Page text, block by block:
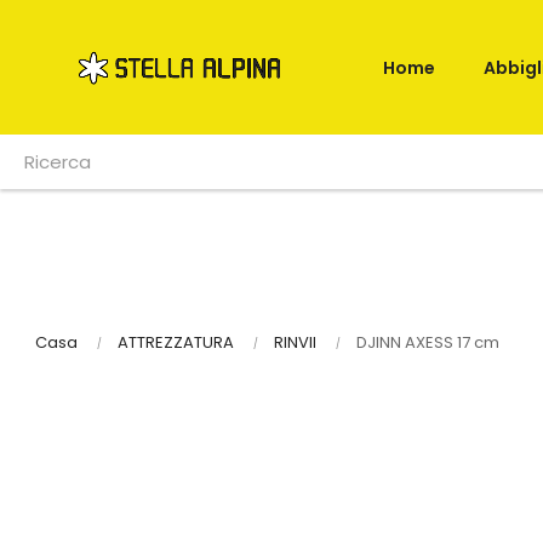
Home
Casa ATTREZZATURA RINVII DJINN AXESS 17 cm